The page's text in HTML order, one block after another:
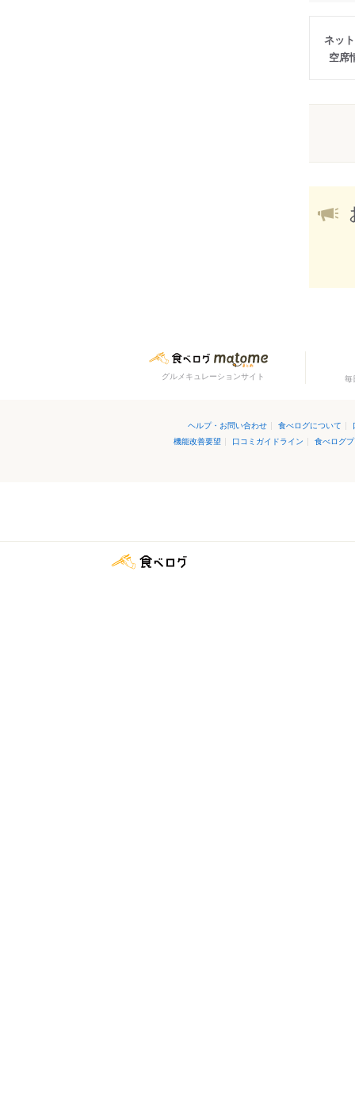
ネッ
空席
グルメキュレーションサイト 毎
ヘルプ・お問い合わせ | 食べログについて |
機能改善要望 | 口コミガイドライン | 食べログ